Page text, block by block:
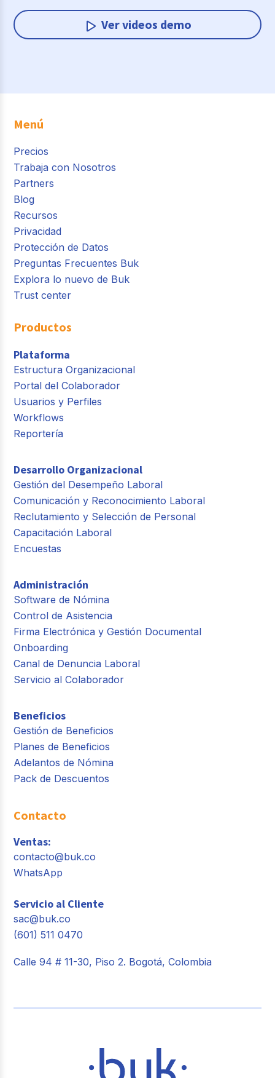
Ver videos demo
Menú
Precios
Trabaja con Nosotros
Partners
Blog
Recursos
Privacidad
Protección de Datos
Preguntas Frecuentes Buk
Explora lo nuevo de Buk
Trust center
Productos
Plataforma
Estructura Organizacional
Portal del Colaborador
Usuarios y Perfiles
Workflows
Reportería
Desarrollo Organizacional
Gestión del Desempeño Laboral
Comunicación y Reconocimiento Laboral
Reclutamiento y Selección de Personal
Capacitación Laboral
Encuestas
Administración
Software de Nómina
Control de Asistencia
Firma Electrónica y Gestión Documental
Onboarding
Canal de Denuncia Laboral
Servicio al Colaborador
Beneficios
Gestión de Beneficios
Planes de Beneficios
Adelantos de Nómina
Pack de Descuentos
Contacto
Ventas:
contacto@buk.co
WhatsApp
Servicio al Cliente
sac@buk.co
(601) 511 0470
Calle 94 # 11-30, Piso 2. Bogotá, Colombia